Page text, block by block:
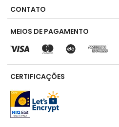
CONTATO
MEIOS DE PAGAMENTO
CERTIFICAÇÕES